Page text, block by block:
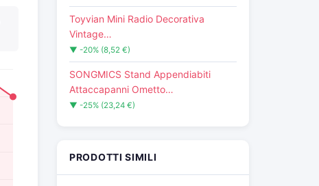
Toyvian Mini Radio Decorativa
Vintage…
▼ -20% (8,52 €)
SONGMICS Stand Appendiabiti
Attaccapanni Ometto…
▼ -25% (23,24 €)
PRODOTTI SIMILI